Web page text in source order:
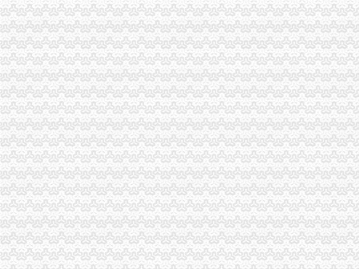
南坪公司注册、工商变更、公司注销、法律顾问、公司转让【今日推荐
南坪会计初级职称培训价格|批发-南坪会计初级职称培训公司-黄页88网
【重庆会计培训学校南坪会计培训学校南坪专业会计培训班】价
南坪会计培训学校|南坪中典账务税务班|南坪会计过关率-南岸枞
请问重庆市南岸区南坪财政局的具体地点在哪里哟_搜问问
重庆南坪会计电算化培训机构|重庆南坪基础会计培训班_重庆求艺网
重庆招聘财务内勤（南坪康德国会山上班）_重庆管家婆房地产经纪有
南坪会计培训【今日推荐网-重庆职业培训】
重庆南岸区恒信下班装饰有限责任公司南坪分公司_【电话地址_招聘信
南坪哪里学会计好 【仁和会计】_南坪会计培训学校_新浪博客
重庆理想液化石油气实业有限公司南坪四公里门市_【电话地址_招聘信
重庆达内软件有限公司南坪分公司-财务部工资待遇怎么样_是否加班_
【南坪专业班】-南坪专业班价格|批发-南坪专业班公司-黄页88网
【重庆南坪理财服务招聘网_理财服务招聘信息】-重庆智联招聘
南坪周边零基础会计初级职称培训重庆财务会计今题网
重庆中级经济师：重庆南坪会计出纳精英班学校机构-重庆爱问分类